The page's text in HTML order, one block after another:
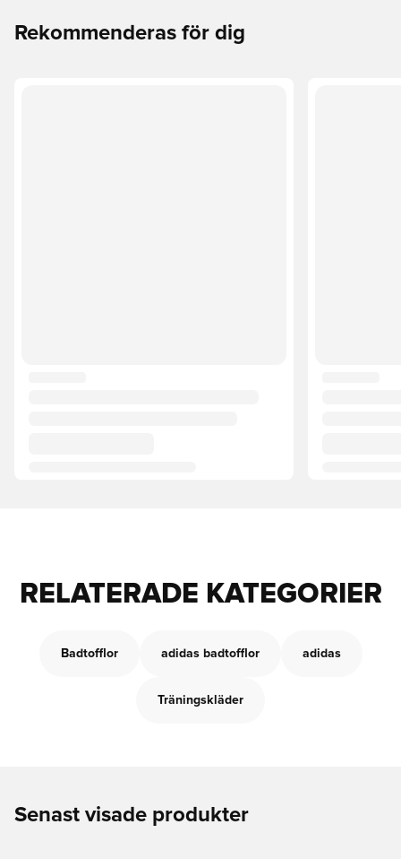
Rekommenderas för dig
RELATERADE KATEGORIER
Badtofflor adidas badtofflor adidas
Träningskläder
Senast visade produkter